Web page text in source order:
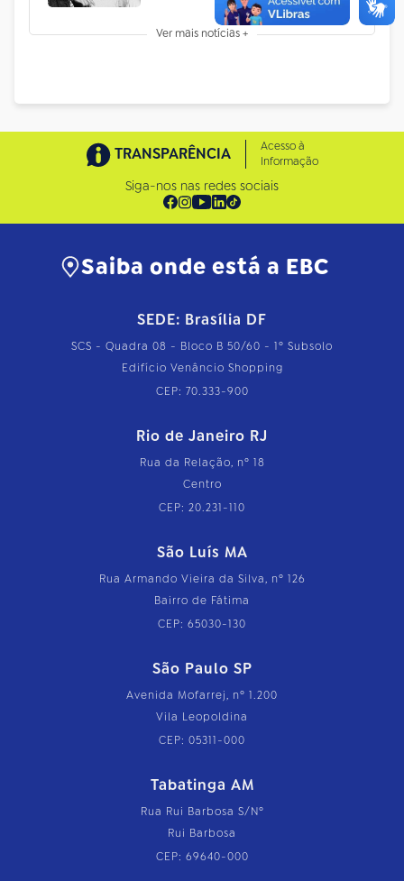
Ver mais notícias +
TRANSPARÊNCIA
Acesso à
Informação
Siga-nos nas redes sociais
Saiba onde está a EBC
SEDE: Brasília DF
SCS - Quadra 08 - Bloco B 50/60 - 1º Subsolo
Edifício Venâncio Shopping
CEP: 70.333-900
Rio de Janeiro RJ
Rua da Relação, nº 18
Centro
CEP: 20.231-110
São Luís MA
Rua Armando Vieira da Silva, nº 126
Bairro de Fátima
CEP: 65030-130
São Paulo SP
Avenida Mofarrej, nº 1.200
Vila Leopoldina
CEP: 05311-000
Tabatinga AM
Rua Rui Barbosa S/Nº
Rui Barbosa
CEP: 69640-000